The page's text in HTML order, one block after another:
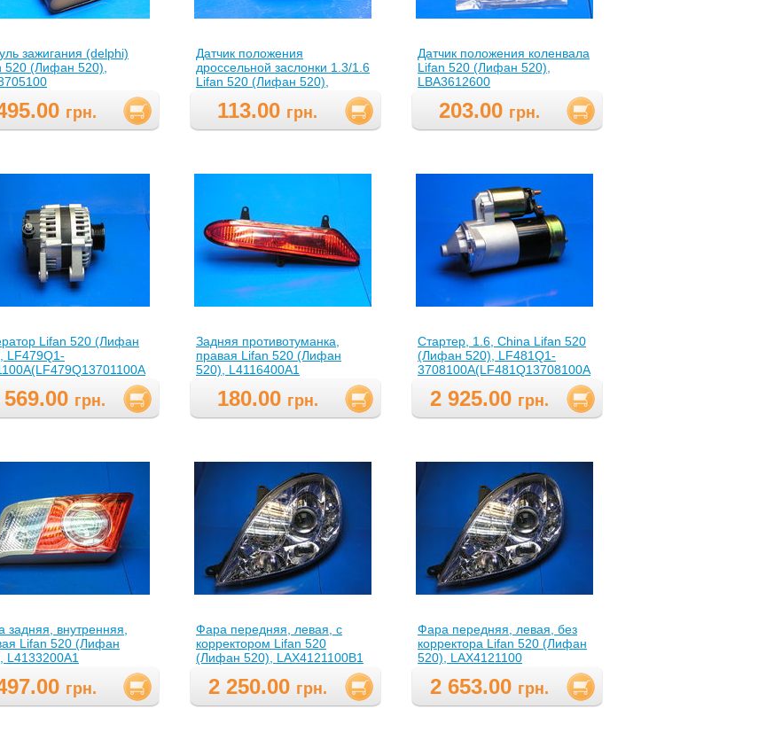
зажигания (delphi)
520 (Лифан 520),
грн.
Датчик положения
дроссельной заслонки 1.3/1.6
Lifan 520 (Лифан 520),
113.00 грн.
Датчик положения коленвала
Lifan 520 (Лифан 520),
LBA3612600
203.00 грн.
Lifan 520 (Лифан
LF479Q1-
грн.
Задняя противотуманка,
правая Lifan 520 (Лифан
520), L4116400A1
180.00 грн.
Стартер, 1.6, Сhina Lifan 520
(Лифан 520), LF481Q1-
3708100A(LF481Q13708100A
2 925.00 грн.
задняя, внутренняя,
Lifan 520 (Лифан
L4133200A1
грн.
Фара передняя, левая, с
корректором Lifan 520
(Лифан 520), LAX4121100B1
2 250.00 грн.
Фара передняя, левая, без
корректора Lifan 520 (Лифан
520), LAX4121100
2 653.00 грн.